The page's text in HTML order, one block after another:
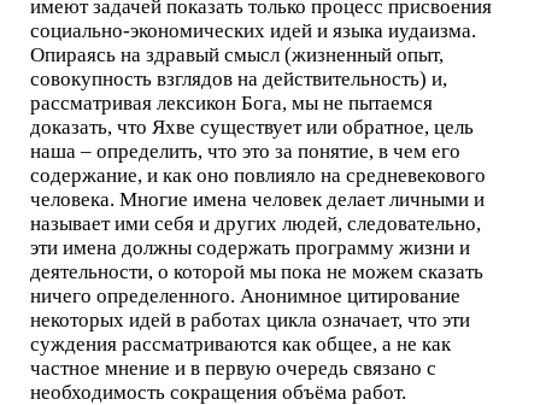
имеют задачей показать только процесс присвоения
социально-экономических идей и языка иудаизма.
Опираясь на здравый смысл (жизненный опыт,
совокупность взглядов на действительность) и,
рассматривая лексикон Бога, мы не пытаемся
доказать, что Яхве существует или обратное, цель
наша – определить, что это за понятие, в чем его
содержание, и как оно повлияло на средневекового
человека. Многие имена человек делает личными и
называет ими себя и других людей, следовательно,
эти имена должны содержать программу жизни и
деятельности, о которой мы пока не можем сказать
ничего определенного. Анонимное цитирование
некоторых идей в работах цикла означает, что эти
суждения рассматриваются как общее, а не как
частное мнение и в первую очередь связано с
необходимость сокращения объёма работ.